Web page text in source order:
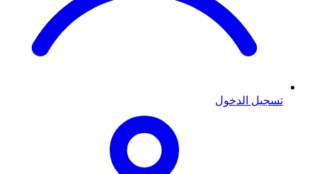
تسجيل الدخول